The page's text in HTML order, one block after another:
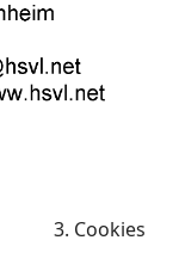
3. Cookies